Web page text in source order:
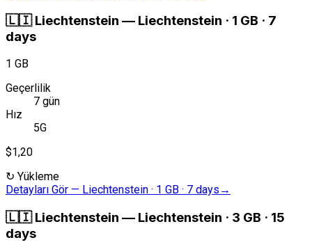
🇱🇮 Liechtenstein — Liechtenstein · 1 GB · 7
days
1 GB
Geçerlilik
7 gün
Hız
5G
$1,20
↻ Yükleme
Detayları Gör — Liechtenstein · 1 GB · 7 days →
🇱🇮 Liechtenstein — Liechtenstein · 3 GB · 15
days